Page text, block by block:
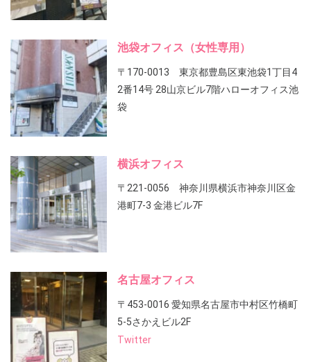
池袋オフィス（女性専用）
〒170-0013 東京都豊島区東池袋1丁目4
2番14号 28山京ビル7階ハローオフィス池
袋
横浜オフィス
〒221-0056 神奈川県横浜市神奈川区金
港町7-3 金港ビル7F
名古屋オフィス
〒453-0016 愛知県名古屋市中村区竹橋町
5-5さかえビル2F
Twitter